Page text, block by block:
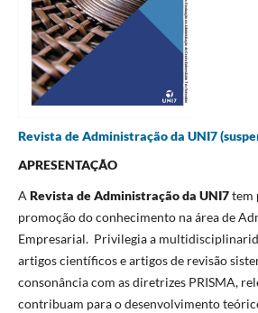
Revista de Administração da UNI7
APRESENTAÇÃO
A Revista de Administração da UNI7tem
promoção do conhecimento na área de
Empresarial. Privilegia a
artigos científicos e artigos de revisão
consonância com as diretrizes PRISMA,
contribuam para o desenvolvimento